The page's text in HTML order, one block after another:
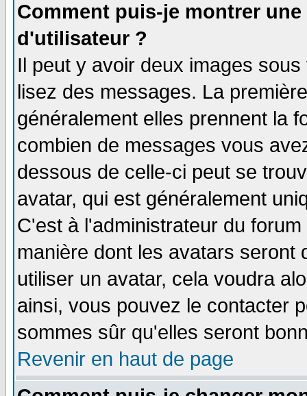
Comment puis-je montrer
d'utilisateur ?
Il peut y avoir deux images
lisez des messages. La
généralement elles prennent la
combien de messages vous
dessous de celle-ci peut se
avatar, qui est généralement
C'est à l'administrateur du
manière dont les avatars seront
utiliser un avatar, cela voudra
ainsi, vous pouvez le contacter
sommes sûr qu'elles seront
Revenir en haut de page